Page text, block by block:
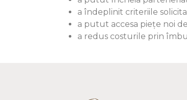
a îndeplinit criteriile
a putut accesa piețe noi
a redus costurile prin